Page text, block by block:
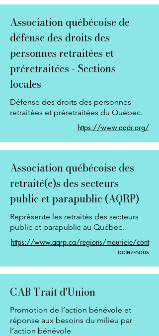
Association québécoise de
défense des droits des
personnes retraitées et
préretraitées - Sections
locales
Défense des droits des personnes
retraitées et préretraitées du Québec.
https://www.aqdr.org/
Association québécoise des
retraité(e)s des secteurs
public et parapublic (AQRP)
Représente les retraités des secteurs
public et parapublic au Québec.
https://www.aqrp.ca/regions/mauricie/cont
actez-nous
CAB Trait d'Union
Promotion de l’action bénévole et
réponse aux besoins du milieu par
l’action bénévole